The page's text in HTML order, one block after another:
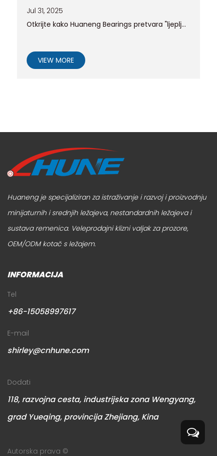
Jul 31, 2025
Otkrijte kako Huaneng Bearings pretvara "ljeplj...
VIEW MORE
Huaneng je specijaliziran za istraživanje i razvoj i proizvodnju
minijaturnih i srednjih ležajeva, nestandardnih ležajeva i
sustava remenica. Veleprodajni klizni valjak za prozore,
OEM/ODM kotač s ležajem.
INFORMACIJA
Tel
+86-15058997617
E-mail
shirley@cnhune.com
Dodati
118, razvojna cesta, industrijska zona Wengyang,
grad Yueqing, provincija Zhejiang, Kina
Autorska prava ©